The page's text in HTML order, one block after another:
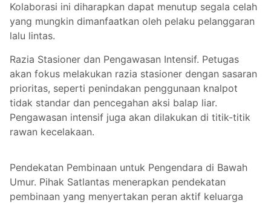
Kolaborasi ini diharapkan dapat menutup segala celah
yang mungkin dimanfaatkan oleh pelaku pelanggaran
lalu lintas.
Razia Stasioner dan Pengawasan Intensif. Petugas
akan fokus melakukan razia stasioner dengan sasaran
prioritas, seperti penindakan penggunaan knalpot
tidak standar dan pencegahan aksi balap liar.
Pengawasan intensif juga akan dilakukan di titik-titik
rawan kecelakaan.
Pendekatan Pembinaan untuk Pengendara di Bawah
Umur. Pihak Satlantas menerapkan pendekatan
pembinaan yang menyertakan peran aktif keluarga